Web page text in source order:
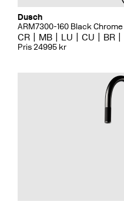
Dusch
ARM7300-160 Black Chrome
CR MB LU CU BR
Pris 24995 kr